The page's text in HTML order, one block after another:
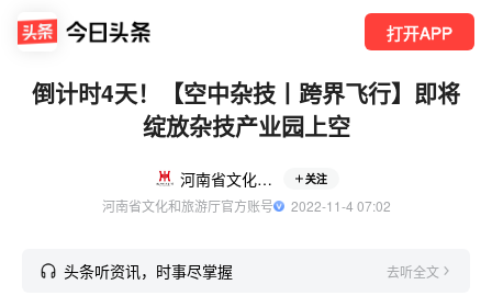
打开APP
倒计时4天！【空中杂技丨跨界飞行】即将
绽放杂技产业园上空
河南省文化和旅游厅 关注
河南省文化和旅游厅官方账号
  2022-11-4 07:02
头条听资讯，时事尽掌握 去听全文